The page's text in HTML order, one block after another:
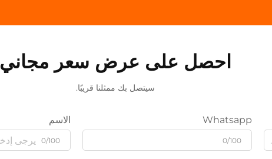
احصل على عرض سعر مجاني
سيتصل بك ممثلنا قريبًا.
Whatsapp
0/100
الاسم
0/100